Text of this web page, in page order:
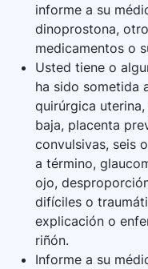
informe a su
dinoprostona,
medicamentos o
Usted tiene o
ha sido sometida
quirúrgica
baja, placenta
convulsivas, seis
a término,
ojo,
difíciles o
explicación o
riñón.
Informe a su